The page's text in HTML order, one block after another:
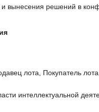
вынесения решений в
лота, Покупатель
интеллектуальной